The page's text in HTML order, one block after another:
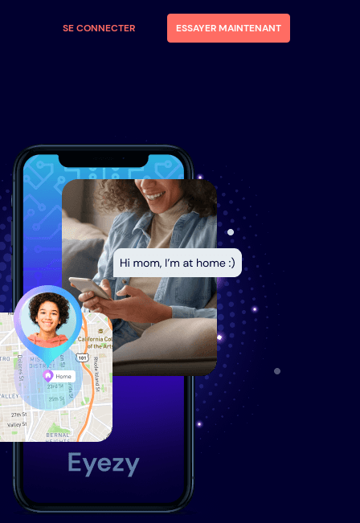
SE CONNECTER ESSAYER MAINTENANT